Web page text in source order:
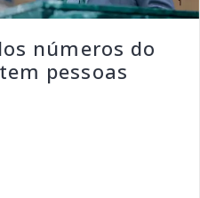
números do
pessoas